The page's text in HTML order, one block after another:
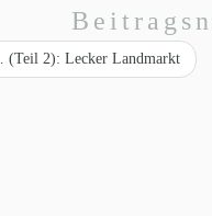
(Teil 2): Lecker Landmarkt